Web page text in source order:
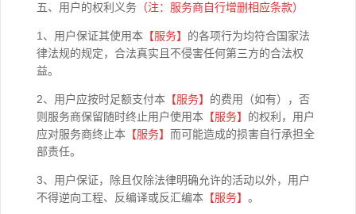
五、用户的权利义务 （注：服务商自行增删相应条款）
1、用户保证其使用本 【服务】 的各项行为均符合国家法
律法规的规定，合法真实且不侵害任何第三方的合法权
益。
2、用户应按时足额支付本 【服务】 的费用（如有），否
则服务商保留随时终止用户使用本 【服务】 的权利，用户
应对服务商终止本 【服务】 而可能造成的损害自行承担全
部责任。
3、用户保证，除且仅除法律明确允许的活动以外，用户
不得逆向工程、反编译或反汇编本 【服务】 。